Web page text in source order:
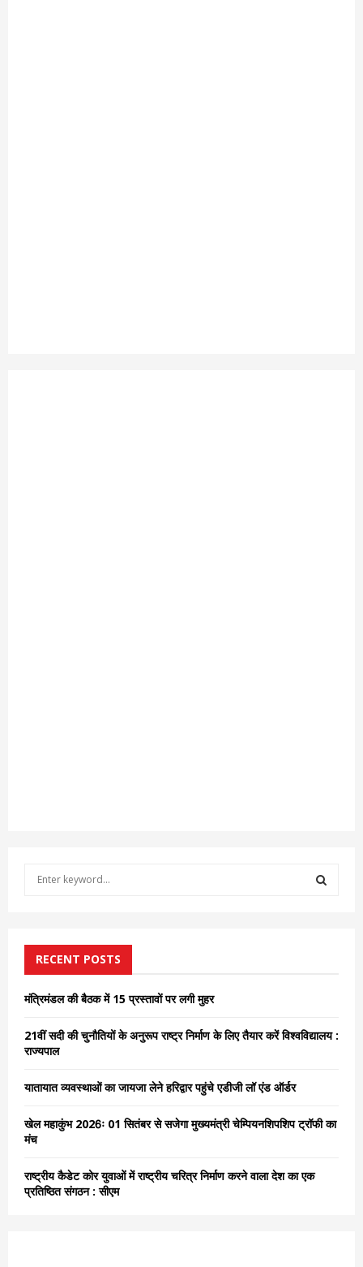
f
o
C
RECENT POSTS
मंत्रिमंडल की बैठक में 15 प्रस्तावों पर लगी मुहर
21वीं सदी की चुनौतियों के अनुरूप राष्ट्र निर्माण के लिए तैयार करें विश्वविद्यालय :
राज्यपाल
यातायात व्यवस्थाओं का जायजा लेने हरिद्वार पहुंचे एडीजी लॉ एंड ऑर्डर
खेल महाकुंभ 2026ः 01 सितंबर से सजेगा मुख्यमंत्री चेम्पियनशिपशिप ट्रॉफी का
मंच
राष्ट्रीय कैडेट कोर युवाओं में राष्ट्रीय चरित्र निर्माण करने वाला देश का एक
प्रतिष्ठित संगठन : सीएम